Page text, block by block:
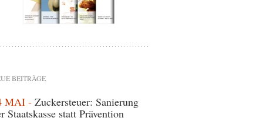
BEITRÄGE
MAI - Zuckersteuer: Sanierung
Staatskasse statt Prävention